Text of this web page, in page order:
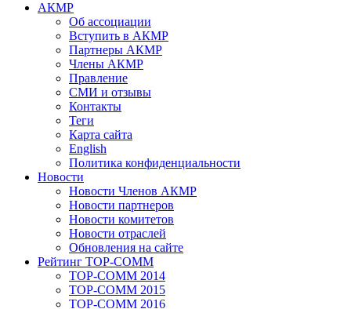
АКМР
Об ассоциации
Вступить в АКМР
Партнеры АКМР
Члены АКМР
Правление
СМИ и отзывы
Контакты
Теги
Карта сайта
English
Политика конфиденциальности
Новости
Новости Членов АКМР
Новости партнеров
Новости комитетов
Новости отраслей
Обновления на сайте
Рейтинг TOP-COMM
TOP-COMM 2014
TOP-COMM 2015
TOP-COMM 2016